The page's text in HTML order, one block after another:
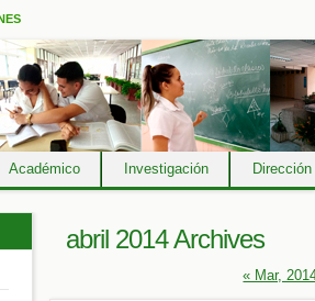
Académico Investigación
abril 2014 Archives
« Mar,